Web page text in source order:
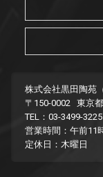
株式会社黒田陶苑
〒150-0002 東京
TEL：03-3499-3225
営業時間：午前11
定休日：木曜日